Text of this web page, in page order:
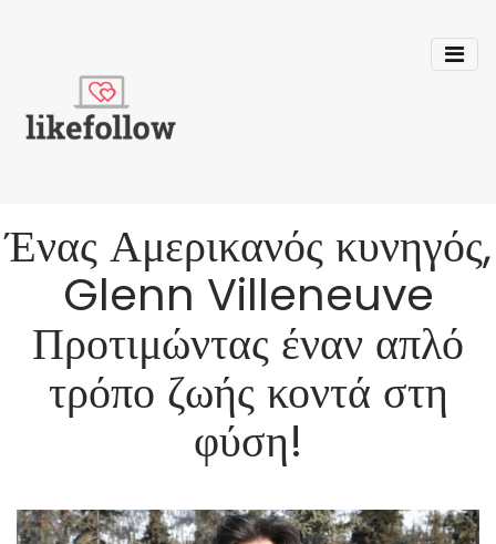
Ένας Αμερικανός κυνηγός,
Glenn Villeneuve
Προτιμώντας έναν απλό
τρόπο ζωής κοντά στη
φύση!